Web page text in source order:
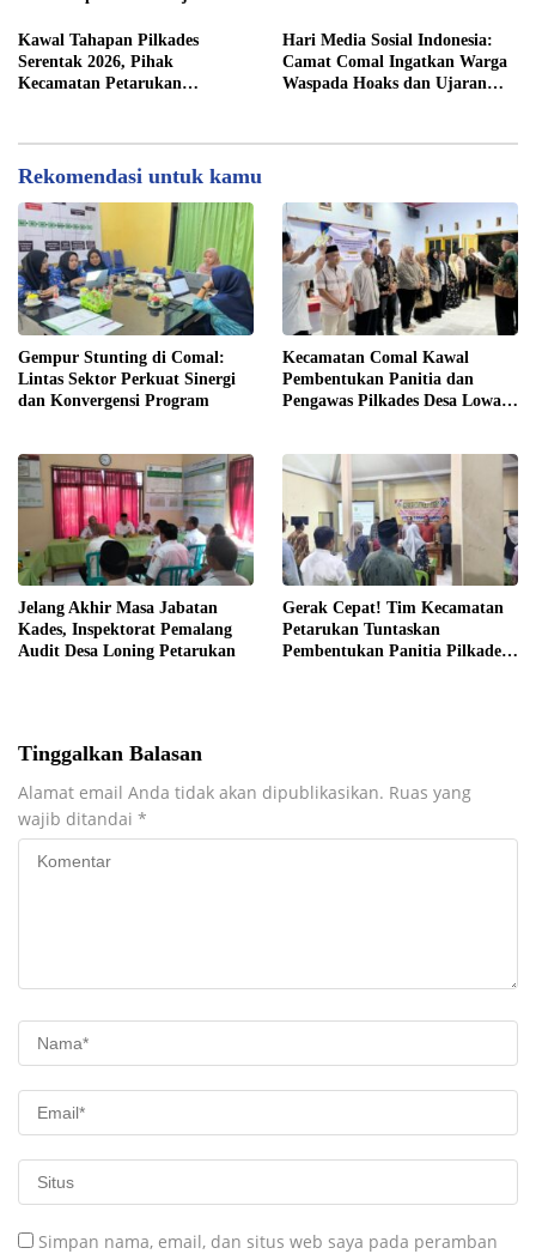
Kawal Tahapan Pilkades
Serentak 2026, Pihak
Kecamatan Petarukan
Hari Media Sosial Indonesia:
Camat Comal Ingatkan Warga
Waspada Hoaks dan Ujaran
Rekomendasi untuk kamu
Gempur Stunting di Comal:
Lintas Sektor Perkuat Sinergi
dan Konvergensi Program
Kecamatan Comal Kawal
Pembentukan Panitia dan
Pengawas Pilkades Desa Lowa
Jelang Akhir Masa Jabatan
Kades, Inspektorat Pemalang
Audit Desa Loning Petarukan
Gerak Cepat! Tim Kecamatan
Petarukan Tuntaskan
Pembentukan Panitia Pilkades
Tinggalkan Balasan
Alamat email Anda tidak akan dipublikasikan. Ruas yang
wajib ditandai *
Simpan nama, email, dan situs web saya pada peramban